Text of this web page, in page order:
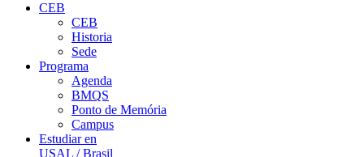
CEB
CEB
Historia
Sede
Programa
Agenda
BMQS
Ponto de Memória
Campus
Estudiar en
USAL / Brasil